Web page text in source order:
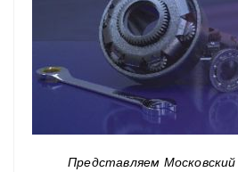
Представляем